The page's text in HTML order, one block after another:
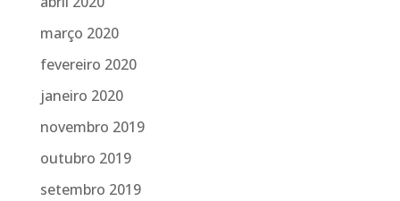
março 2020
fevereiro 2020
janeiro 2020
novembro 2019
outubro 2019
setembro 2019